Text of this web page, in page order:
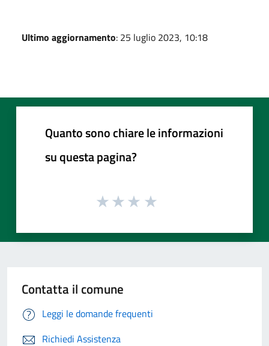
Ultimo aggiornamento: 25 luglio 2023, 10:18
Quanto sono chiare le informazioni
su questa pagina?
Contatta il comune
Leggi le domande frequenti
Richiedi Assistenza